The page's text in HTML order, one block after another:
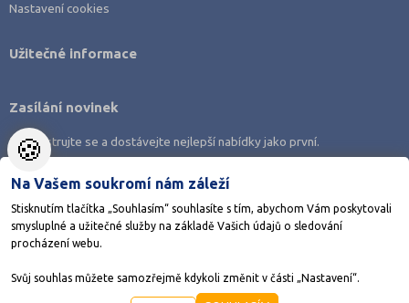
Nastavení cookies
Stáhněte si aplikaci Adresář škol
Užitečné informace
Zasílání novinek
Zaregistrujte se a dostávejte nejlepší nabídky jako první.
AMOS KamPoMaturite.cz, s.r.o., stránky vytvořilo
🍪
Na Vašem soukromí nám záleží
Stisknutím tlačítka „Souhlasím“ souhlasíte s tím, abychom Vám poskytovali
smysluplné a užitečné služby na základě Vašich údajů o sledování
procházení webu.
Svůj souhlas můžete samozřejmě kdykoli změnit v části „Nastavení“.